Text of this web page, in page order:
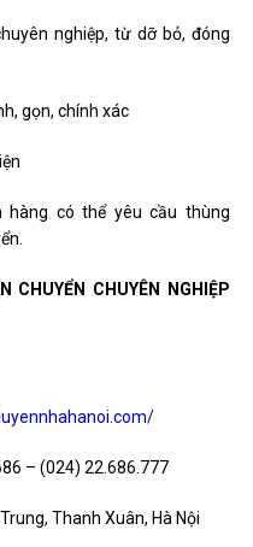
nghiệp, từ dỡ bỏ, đóng
gọn, chính xác
hàng có thể yêu cầu thùng
CHUYỂN CHUYÊN NGHIỆP
– (024) 22.686.777
Thanh Xuân, Hà Nội